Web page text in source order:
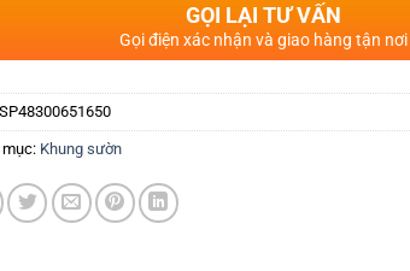
GỌI LẠI TƯ VẤN
Gọi điện xác nhận và giao hàng tận nơi
SP48300651650
mục: Khung sườn